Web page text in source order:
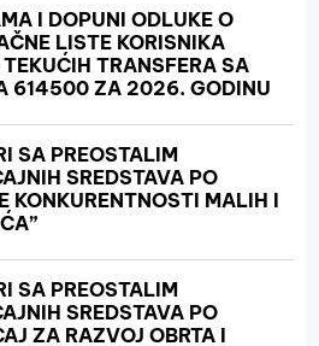
I DOPUNI ODLUKE O
LISTE KORISNIKA
TRANSFERA SA
614500 ZA 2026. GODINU
SA PREOSTALIM
SREDSTAVA PO
KONKURENTNOSTI MALIH I
SA PREOSTALIM
SREDSTAVA PO
ZA RAZVOJ OBRTA I